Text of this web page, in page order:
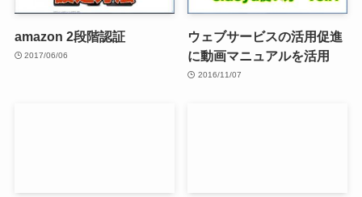
amazon 2段階認証
2017/06/06
ウェブサービスの活用促進
に動画マニュアルを活用
2016/11/07